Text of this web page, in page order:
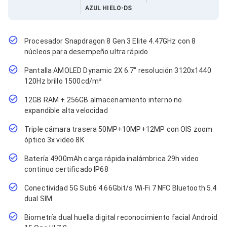
Conectores
Tapas y Cajas
Pinzas Ponchadoras
Probadores de Cable
Cortadoras de Cable
Protectores para Cables
Cables para Impresoras
Bobinas
Cableado Estructurado
Sujetadores de Cables
Cinchos
Adaptadores
Adaptadores PC
Adaptadores PC USB
Adaptadores PC Serial
Adaptadores PC SATA
Adaptadores PC IDE
Adaptadores PC Teclado
AZUL HIELO-DS
Procesador Snapdragon 8 Gen 3 Elite 4.47GHz con 8
núcleos para desempeño ultra rápido
Pantalla AMOLED Dynamic 2X 6.7" resolución 3120x1440
120Hz brillo 1500cd/m²
12GB RAM + 256GB almacenamiento interno no
expandible alta velocidad
Triple cámara trasera 50MP+10MP+12MP con OIS zoom
óptico 3x video 8K
Batería 4900mAh carga rápida inalámbrica 29h video
continuo certificado IP68
Conectividad 5G Sub6 4.66Gbit/s Wi-Fi 7 NFC Bluetooth 5.4
dual SIM
Biometría dual huella digital reconocimiento facial Android